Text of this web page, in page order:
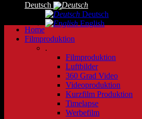
Deutsch
Deutsch
English
Home
Filmproduktion
.
Filmproduktion
Luftbilder
360 Grad Video
Videoproduktion
Kurzfilm Produktion
Timelapse
Werbefilm